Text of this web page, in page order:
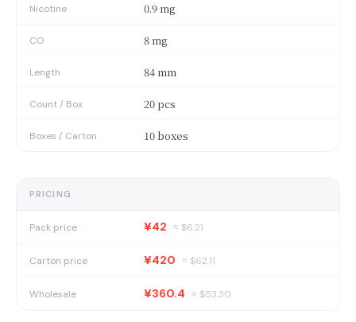
Nicotine 0.9 mg
CO 8 mg
Length 84 mm
Count / Box 20 pcs
Boxes / Carton 10 boxes
PRICING
Pack price ¥42 ≈ $6.21
Carton price ¥420 ≈ $62.11
Wholesale ¥360.4 ≈ $53.30